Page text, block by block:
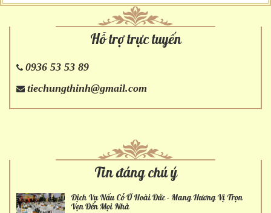
Hỗ trợ trực tuyến
0936 53 53 89
tiechungthinh@gmail.com
Tin đáng chú ý
Dịch Vụ Nấu Cỗ Ở Hoài Đức - Mang Hương Vị Trọn
Vẹn Đến Mọi Nhà